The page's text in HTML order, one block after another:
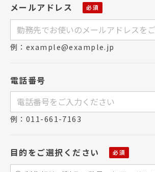
メールアドレス
例：example@example.jp
電話番号
例：011-661-7163
目的をご選択ください